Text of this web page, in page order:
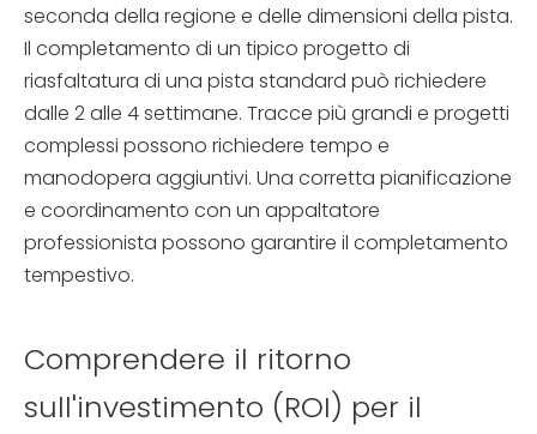
seconda della regione e delle dimensioni della pista.
Il completamento di un tipico progetto di
riasfaltatura di una pista standard può richiedere
dalle 2 alle 4 settimane. Tracce più grandi e progetti
complessi possono richiedere tempo e
manodopera aggiuntivi. Una corretta pianificazione
e coordinamento con un appaltatore
professionista possono garantire il completamento
tempestivo.
Comprendere il ritorno
sull'investimento (ROI) per il